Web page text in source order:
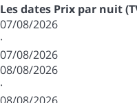
Les dates Prix par nuit
07/08/2026
·
07/08/2026
08/08/2026
·
08/08/2026